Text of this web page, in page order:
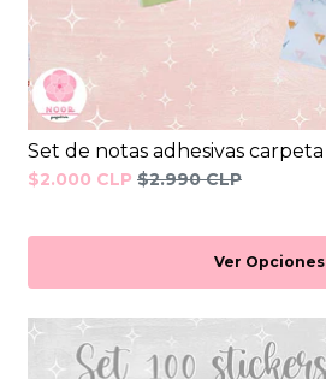
Set de notas adhesivas carpeta
$2.000 CLP $2.990 CLP
Ver Opciones